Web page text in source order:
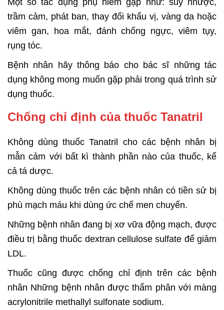
trầm cảm, phát ban, thay đổi khẩu vị, vàng da hoặc
viêm gan, hoa mắt, đánh chống ngực, viêm tụy,
rụng tóc.
Bệnh nhân hãy thông báo cho bác sĩ những tác
dụng không mong muốn gặp phải trong quá trình sử
dụng thuốc.
Chống chỉ định của thuốc Tanatril
Không dùng thuốc Tanatril cho các bệnh nhân bị
mẫn cảm với bất kì thành phần nào của thuốc, kể
cả tá dược.
Không dùng thuốc trên các bệnh nhân có tiền sử bị
phù mạch máu khi dùng ức chế men chuyển.
Những bệnh nhân đang bị xơ vữa động mạch, được
điều trị bằng thuốc dextran cellulose sulfate để giảm
LDL.
Thuốc cũng được chống chỉ định trên các bệnh
nhân Những bệnh nhân được thẩm phân với màng
acrylonitrile methallyl sulfonate sodium.